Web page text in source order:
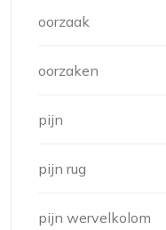
oorzaak
oorzaken
pijn
pijn rug
pijn wervelkolom